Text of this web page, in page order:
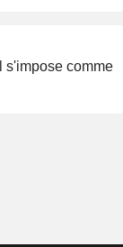
s'impose comme